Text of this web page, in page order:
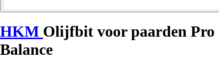
HKM Olijfbit voor paarden Pro
Balance